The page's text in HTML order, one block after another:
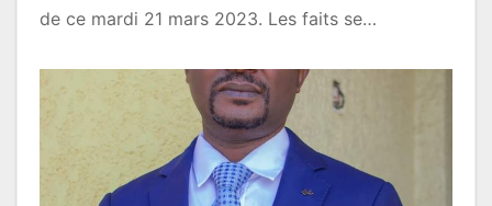
de ce mardi 21 mars 2023. Les faits se…